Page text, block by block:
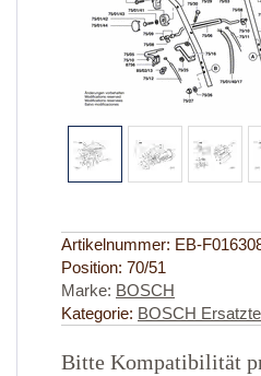
Artikelnummer: EB-
Position: 70/51
Marke: BOSCH
Kategorie: BOSCH
Bitte Kompatibilität